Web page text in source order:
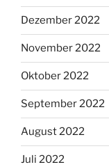
Dezember 2022
November 2022
Oktober 2022
September 2022
August 2022
Juli 2022